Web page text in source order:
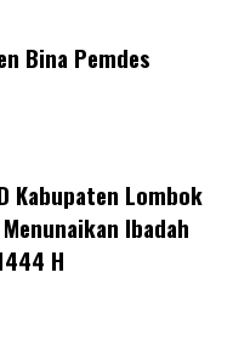
Bina Pemdes
Kabupaten Lombok
Ibadah
H